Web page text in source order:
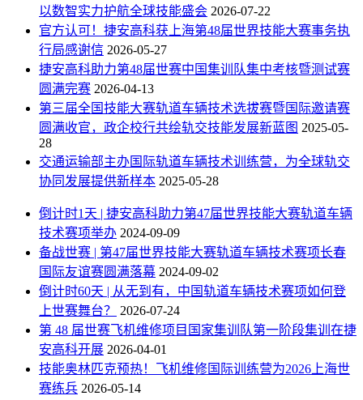
以数智实力护航全球技能盛会 2026-07-22
官方认可！捷安高科获上海第48届世界技能大赛事务执
行局感谢信 2026-05-27
捷安高科助力第48届世赛中国集训队集中考核暨测试赛
圆满完赛 2026-04-13
第三届全国技能大赛轨道车辆技术选拔赛暨国际邀请赛
圆满收官，政企校行共绘轨交技能发展新蓝图 2025-05-
28
交通运输部主办国际轨道车辆技术训练营，为全球轨交
协同发展提供新样本 2025-05-28
倒计时1天 | 捷安高科助力第47届世界技能大赛轨道车辆
技术赛项举办 2024-09-09
备战世赛 | 第47届世界技能大赛轨道车辆技术赛项长春
国际友谊赛圆满落幕 2024-09-02
倒计时60天 | 从无到有，中国轨道车辆技术赛项如何登
上世赛舞台？
2026-07-24
第 48 届世赛飞机维修项目国家集训队第一阶段集训在捷
安高科开展 2026-04-01
技能奥林匹克预热！飞机维修国际训练营为2026上海世
赛练兵 2026-05-14